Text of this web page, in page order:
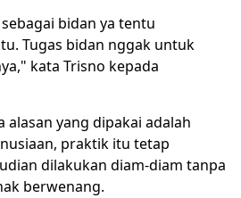
bidan ya tentu
Tugas bidan nggak untuk
kata Trisno kepada
alasan yang dipakai adalah
praktik itu tetap
dilakukan diam-diam tanpa
berwenang.